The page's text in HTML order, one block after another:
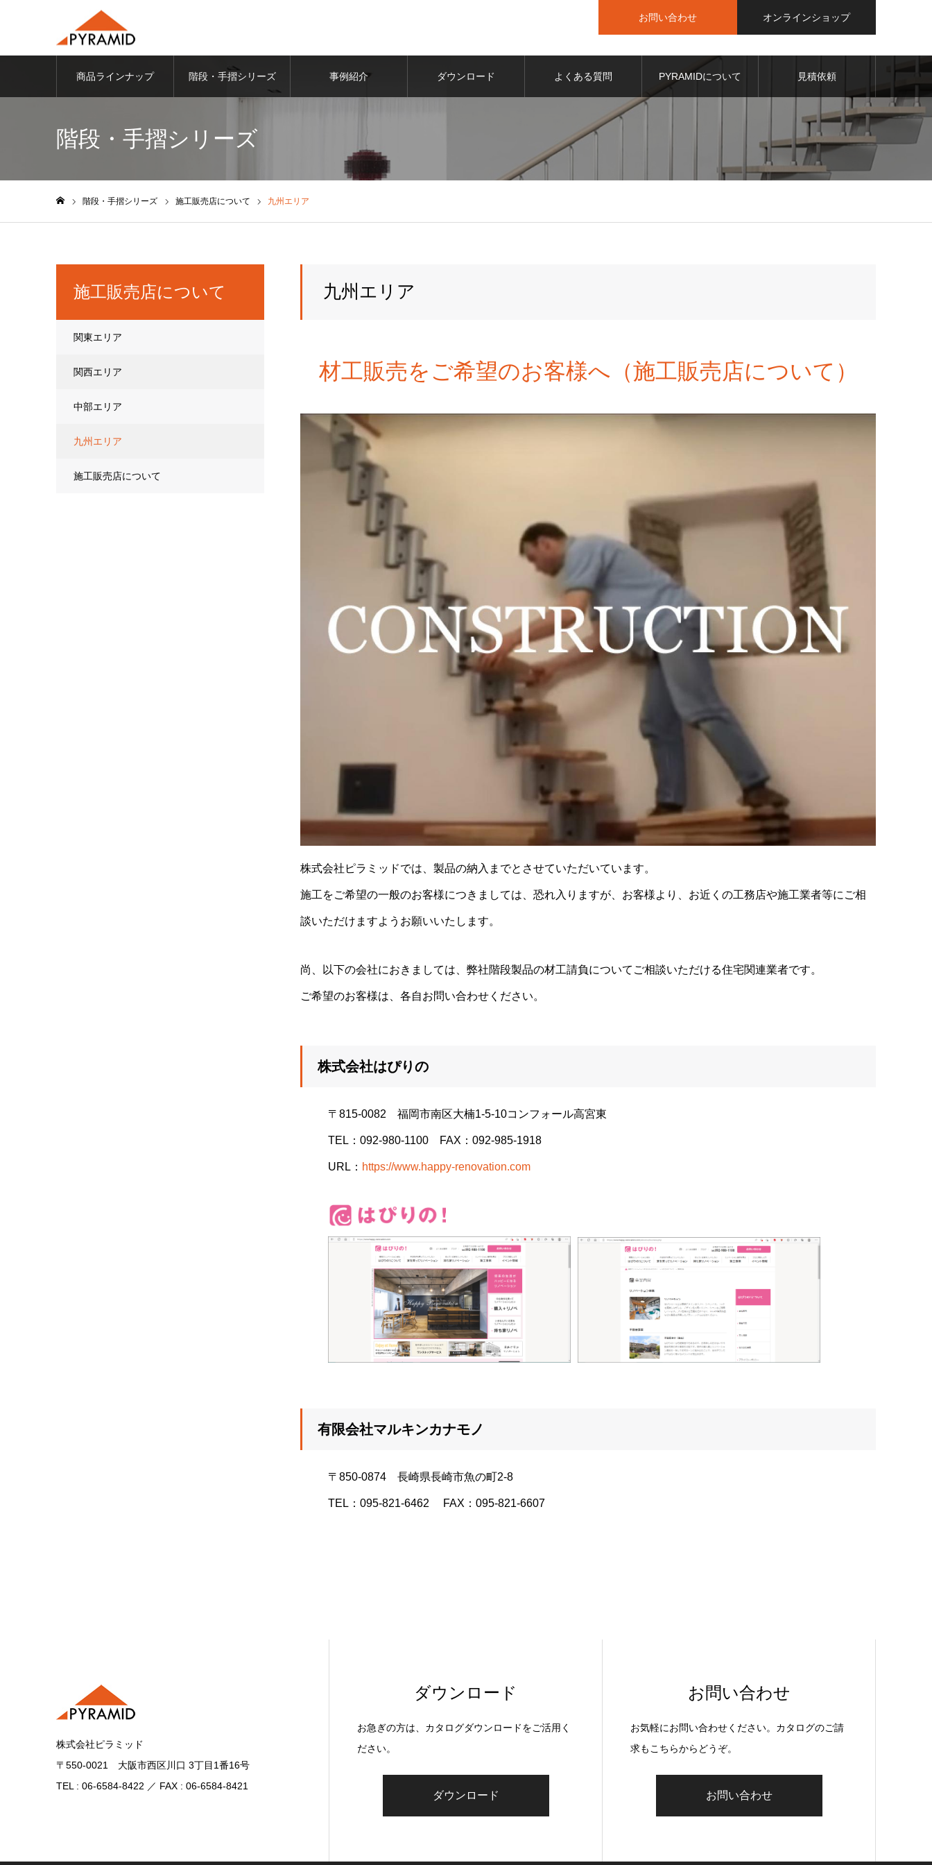
お問い合わせ オンラインショップ
商品ラインナップ 階段・手摺シリーズ 事例紹介 ダウンロード よくある質問 PYRAMIDについて 見積依頼
階段・手摺シリーズ
階段・手摺シリーズ 施工販売店について 九州エリア
九州エリア
材工販売をご希望のお客様へ（施工販売店について）
株式会社ピラミッドでは、製品の納入までとさせていただいています。
施工をご希望の一般のお客様につきましては、恐れ入りますが、お客様より、お近くの工務店や施工業者等にご相
談いただけますようお願いいたします。
尚、以下の会社におきましては、弊社階段製品の材工請負についてご相談いただける住宅関連業者です。
ご希望のお客様は、各自お問い合わせください。
株式会社はぴりの
〒815-0082 福岡市南区大楠1-5-10コンフォール高宮東
TEL：092-980-1100 FAX：092-985-1918
URL： https://www.happy-renovation.com
有限会社マルキンカナモノ
〒850-0874 長崎県長崎市魚の町2-8
TEL：095-821-6462 FAX：095-821-6607
施工販売店について
関東エリア
関西エリア
中部エリア
九州エリア
施工販売店について
株式会社ピラミッド
〒550-0021 大阪市西区川口 3丁目1番16号
TEL : 06-6584-8422 ／ FAX : 06-6584-8421
ダウンロード
お急ぎの方は、カタログダウンロードをご活用く
ださい。
ダウンロード
お問い合わせ
お気軽にお問い合わせください。カタログのご請
求もこちらからどうぞ。
お問い合わせ